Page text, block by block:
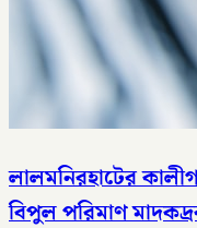
লালমনিরহাটের
বিপুল পরিমাণ